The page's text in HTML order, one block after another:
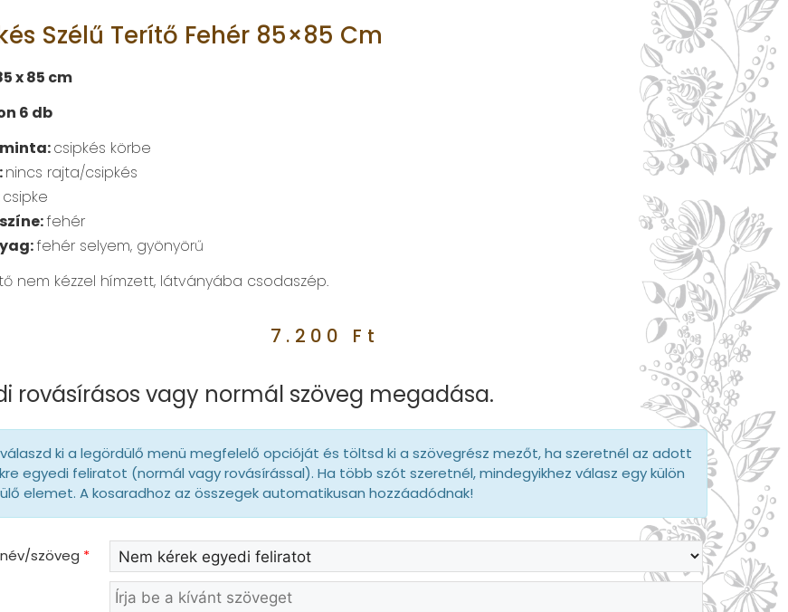
Szélű Terítő Fehér 85×85 Cm
x 85 cm
6 db
csipkés körbe
nincs rajta/csipkés
csipke
fehér
fehér selyem, gyönyörű
nem kézzel hímzett, látványába csodaszép.
7.200 Ft
rovásírásos vagy normál szöveg megadása.
válaszd ki a legördülő menü megfelelő opcióját és töltsd ki a szövegrész mezőt, ha szeretnél az adott
egyedi feliratot (normál vagy rovásírással). Ha több szót szeretnél, mindegyikhez válasz egy külön
elemet. A kosaradhoz az összegek automatikusan hozzáadódnak!
név/szöveg *